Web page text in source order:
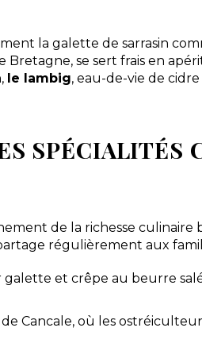
la galette de sarrasin
Bretagne, se sert frais en
le lambig, eau-de-vie de
SPÉCIALITÉS
de la richesse culinaire
régulièrement aux
et crêpe au beurre
Cancale, où les